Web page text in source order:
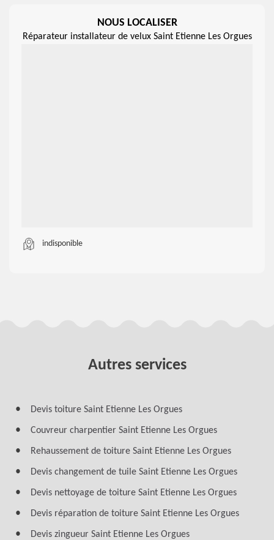
NOUS LOCALISER
Réparateur installateur de velux Saint Etienne Les Orgues
indisponible
Autres services
Devis toiture Saint Etienne Les Orgues
Couvreur charpentier Saint Etienne Les Orgues
Rehaussement de toiture Saint Etienne Les Orgues
Devis changement de tuile Saint Etienne Les Orgues
Devis nettoyage de toiture Saint Etienne Les Orgues
Devis réparation de toiture Saint Etienne Les Orgues
Devis zingueur Saint Etienne Les Orgues